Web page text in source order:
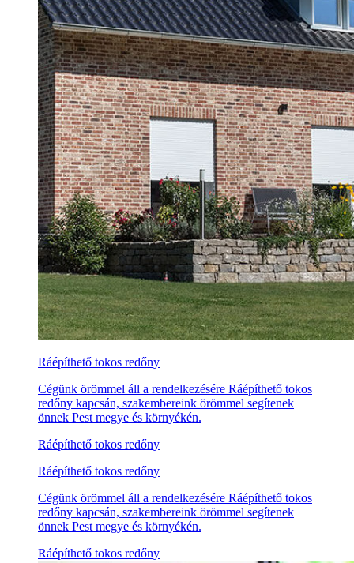
Ráépíthető tokos redőny
Cégünk örömmel áll a rendelkezésére Ráépíthető tokos
redőny kapcsán, szakembereink örömmel segítenek
önnek Pest megye és környékén.
Ráépíthető tokos redőny
Ráépíthető tokos redőny
Cégünk örömmel áll a rendelkezésére Ráépíthető tokos
redőny kapcsán, szakembereink örömmel segítenek
önnek Pest megye és környékén.
Ráépíthető tokos redőny